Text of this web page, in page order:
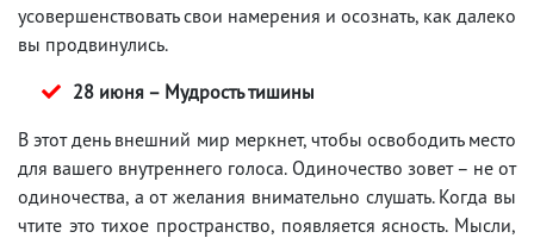
усовершенствовать свои намерения и осознать, как далеко
вы продвинулись.
28 июня – Мудрость тишины
В этот день внешний мир меркнет, чтобы освободить место
для вашего внутреннего голоса. Одиночество зовет – не от
одиночества, а от желания внимательно слушать. Когда вы
чтите это тихое пространство, появляется ясность. Мысли,